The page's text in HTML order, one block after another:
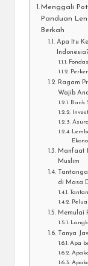
Menggali
Panduan
Berkah
Apa Itu
Ragam
Wajib
Bank
Manfaat
Muslim
di Masa
Memulai
Tanya
Apa